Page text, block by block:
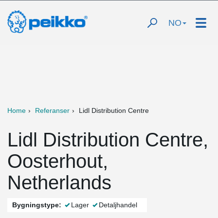
NO
Home Referanser Lidl Distribution Centre
Lidl Distribution Centre,
Oosterhout,
Netherlands
Bygningstype: Lager Detaljhandel